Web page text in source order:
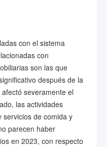
con el sistema
con
son las que
después de la
severamente el
las actividades
servicios de comida y
parecen haber
en 2023, con respecto